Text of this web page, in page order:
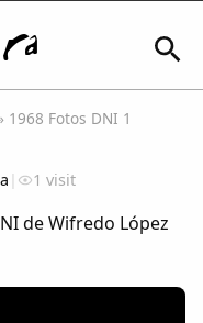
1968 Fotos DNI 1
| 1 visit
de Wifredo López